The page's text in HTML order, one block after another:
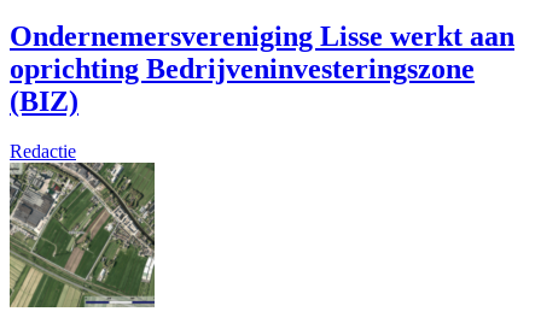
Ondernemersvereniging Lisse werkt aan
oprichting Bedrijveninvesteringszone
(BIZ)
Redactie